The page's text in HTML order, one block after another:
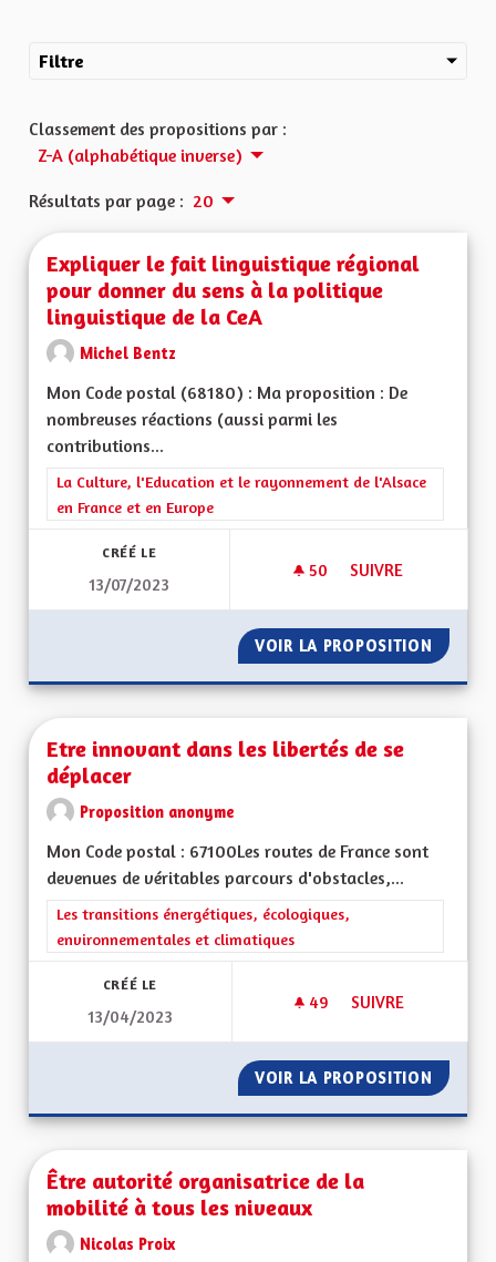
Filtre
Classement des propositions par :
Z-A (alphabétique inverse)
Résultats par page : 20
Expliquer le fait linguistique régional
pour donner du sens à la politique
linguistique de la CeA
Michel Bentz
Mon Code postal (68180) : Ma proposition : De
nombreuses réactions (aussi parmi les
contributions...
Filtrer les résultats de la catégorie : La Culture, l'Education et
La Culture, l'Education et le rayonnement de l'Alsace
en France et en Europe
CRÉÉ LE
13/07/2023
50 50 ABONNÉS
SUIVRE
VOIR LA PROPOSITION
Etre innovant dans les libertés de se
déplacer
Proposition anonyme
Mon Code postal : 67100Les routes de France sont
devenues de véritables parcours d'obstacles,...
Filtrer les résultats de la catégorie : Les transitions
Les transitions énergétiques, écologiques,
environnementales et climatiques
CRÉÉ LE
13/04/2023
49 49 ABONNÉS
SUIVRE
VOIR LA PROPOSITION ETRE
Être autorité organisatrice de la
mobilité à tous les niveaux
Nicolas Proix